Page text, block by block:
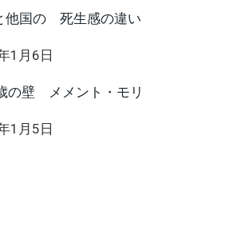
他国の 死生感の違い
1月6日
の壁 メメント・モリ
1月5日